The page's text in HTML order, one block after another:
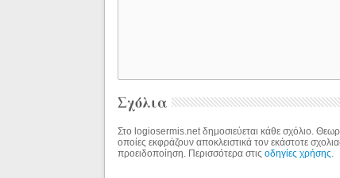
Σχόλια
Στο logiosermis.net δημοσιεύεται κάθε σχόλιο.
οποίες εκφράζουν αποκλειστικά τον εκάστοτε
προειδοποίηση. Περισσότερα στιςοδηγίες χρήσης